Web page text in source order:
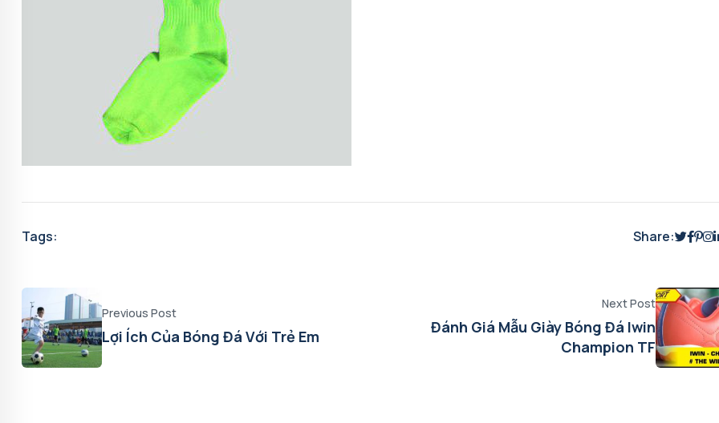
Tags: Share:
Previous Post
Lợi Ích Của Bóng Đá Với Trẻ Em
Next Post
Đánh Giá Mẫu Giày Bóng Đá Iwin
Champion TF